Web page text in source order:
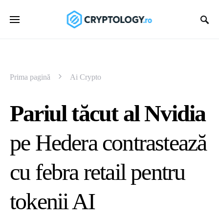
Prima pagină Ai Crypto
Pariul tăcut al Nvidia
pe Hedera contrastează
cu febra retail pentru
tokenii AI